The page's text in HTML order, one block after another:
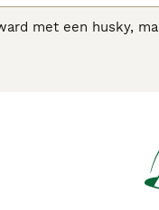
met een husky,
te trekken in
voor informatie